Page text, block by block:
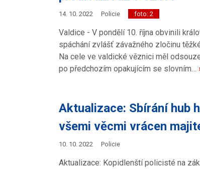
14. 10. 2022 Policie foto: 2
Valdice - V pondělí 10. října obvinili
spáchání zvlášť závažného zločinu
Na cele ve valdické věznici měl
po předchozím opakujícím se slovním…
Aktualizace: Sbírání hub
všemi věcmi vrácen
10. 10. 2022 Policie
Aktualizace: Kopidlenští policisté na